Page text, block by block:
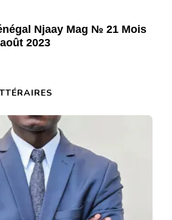
Njaay Mag № 21 Mois
2023